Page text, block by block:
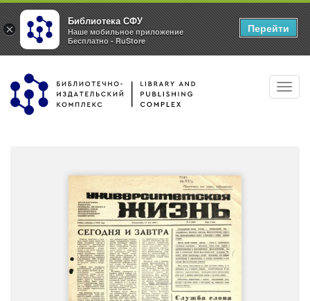
Перейти
основному
×
Библиотека СФУ
Наше мобильное приложение
Бесплатно - RuStore
Перейти